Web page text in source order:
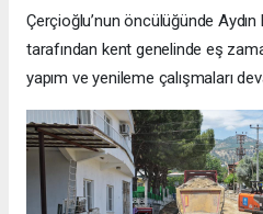
Çerçioğlu’nun öncülüğünde
tarafından kent genelinde eş
yapım ve yenileme çalışmaları